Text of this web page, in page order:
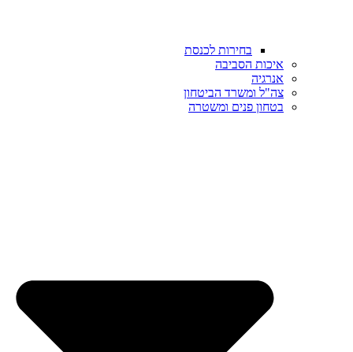
בחירות לכנסת
איכות הסביבה
אנרגיה
צה"ל ומשרד הביטחון
בטחון פנים ומשטרה